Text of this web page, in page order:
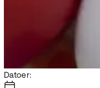
Datoer: